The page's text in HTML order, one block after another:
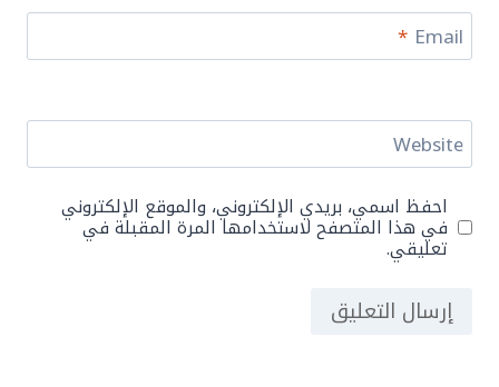
Email
*
Website
احفظ اسمي، بريدي الإلكتروني، والموقع الإلكتروني
في هذا المتصفح لاستخدامها المرة المقبلة في
تعليقي.